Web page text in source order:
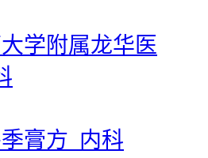
大学附属龙华医
膏方 内科